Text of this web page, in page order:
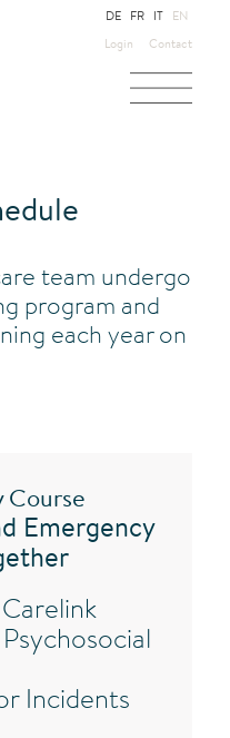
Login Contact
DE FR EN
team undergo
program and
each year on
Course
Emergency
Incidents